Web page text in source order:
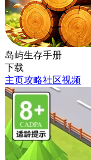
岛屿生存手册
下载
主页攻略社区视频